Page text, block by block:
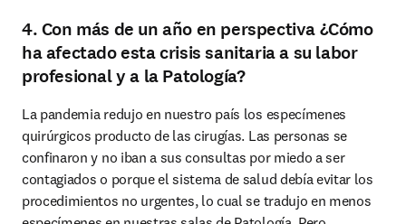
4. Con más de un año en perspectiva ¿Cómo
ha afectado esta crisis sanitaria a su labor
profesional y a la Patología?
La pandemia redujo en nuestro país los especímenes
quirúrgicos producto de las cirugías. Las personas se
confinaron y no iban a sus consultas por miedo a ser
contagiados o porque el sistema de salud debía evitar los
procedimientos no urgentes, lo cual se tradujo en menos